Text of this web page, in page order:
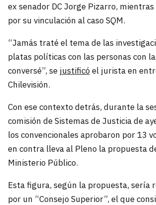
ex senador DC Jorge Pizarro,
por su vinculación al caso SQM.
“Jamás traté el tema de las
platas políticas con las personas con
conversé”, se justificóel jurista en
Chilevisión.
Con ese contexto detrás, durante la
comisión de Sistemas de Justicia de
los convencionales aprobaron por 13
en contra lleva al Pleno la propuesta
Ministerio Público.
Esta figura, según la propuesta, sería
por un “Consejo Superior”, el que